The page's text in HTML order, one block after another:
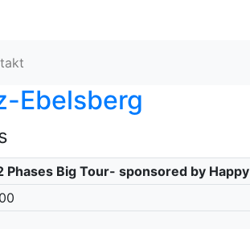
Ebelsberg
Big Tour- sponsored by